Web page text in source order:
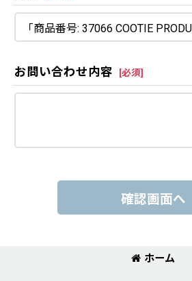
お問い合わせ内容 [必須]
確認画面へ
ホーム